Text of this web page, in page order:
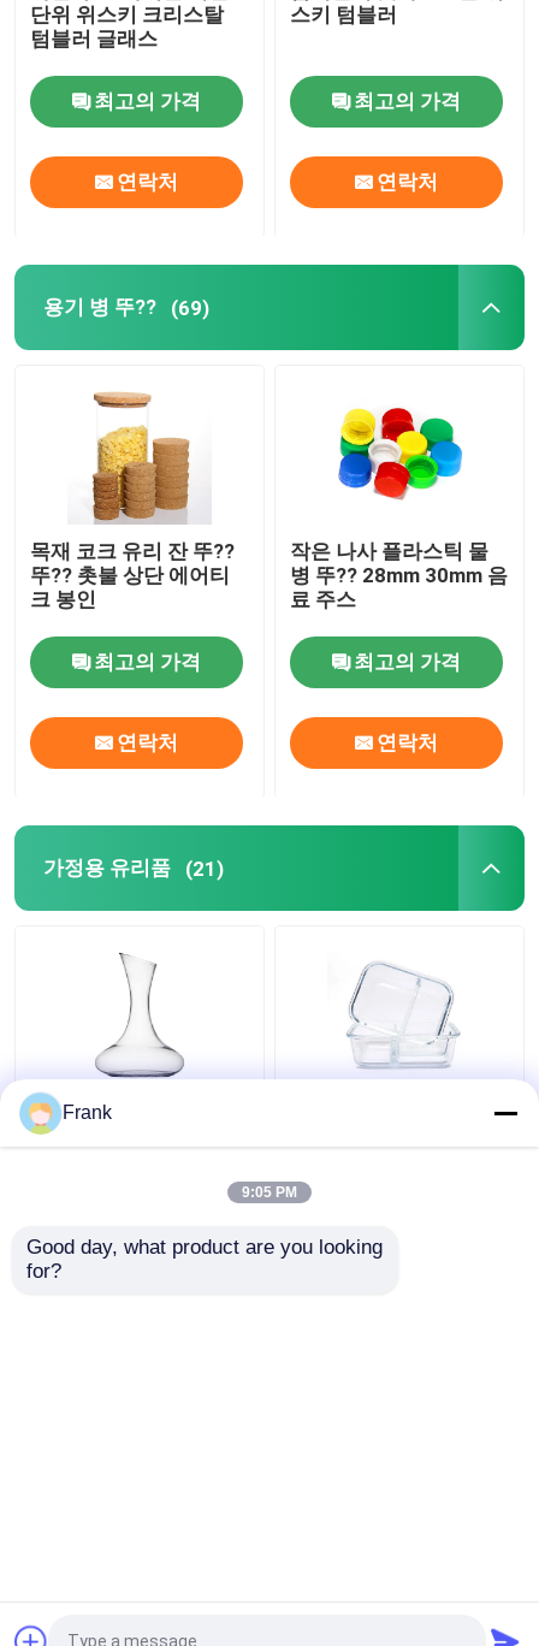
단위 위스키 크리스탈
텀블러 글래스
최고의 가격
연락처
스키 텀블러
최고의 가격
연락처
용기 병 뚜?? (69)
목재 코크 유리 잔 뚜??
뚜?? 촛불 상단 에어티
크 봉인
최고의 가격
연락처
작은 나사 플라스틱 물
병 뚜?? 28mm 30mm 음
료 주스
최고의 가격
연락처
가정용 유리품 (21)
1.8L 대형 유리 와인 디
칸터 가정용 개인화
브 오븐 안전
Frank
9:05 PM
Good day, what product are you looking
for?